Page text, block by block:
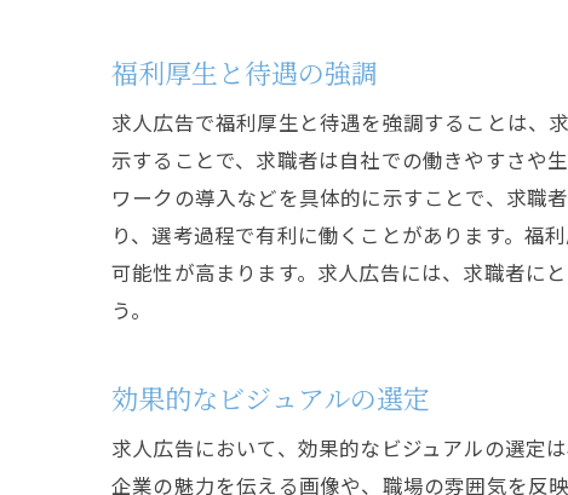
福利厚生と待遇の強調
求人広告で福利厚生と待遇を強調することは、
示することで、求職者は自社での働きやすさや
ワークの導入などを具体的に示すことで、求職
り、選考過程で有利に働くことがあります。福
可能性が高まります。求人広告には、求職者に
う。
効果的なビジュアルの選定
求人広告において、効果的なビジュアルの選定
企業の魅力を伝える画像や、職場の雰囲気を反